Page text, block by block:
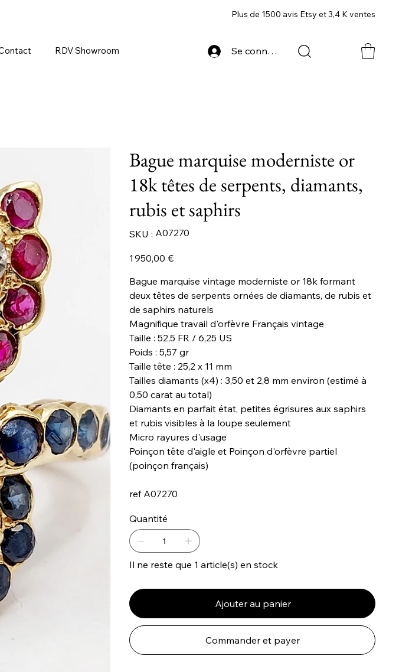
RDV Showroom Se connecter
Plus de 1500 avis Etsy et 3,4 K ventes
Bague marquise moderniste or
18k têtes de serpents, diamants,
rubis et saphirs
SKU :
SKU
A07270
A07270
Prix
1 950,00 €
Bague marquise vintage moderniste or 18k formant
deux têtes de serpents ornées de diamants, de rubis et
de saphirs naturels
Magnifique travail d'orfèvre Français vintage
Taille : 52,5 FR / 6,25 US
Poids : 5,57 gr
Taille tête : 25,2 x 11 mm
Tailles diamants (x4) : 3,50 et 2,8 mm environ (estimé à
0,50 carat au total)
Diamants en parfait état, petites égrisures aux saphirs
et rubis visibles à la loupe seulement
Micro rayures d'usage
Poinçon tête d'aigle et Poinçon d'orfèvre partiel
(poinçon français)
ref A07270
Quantité
Il ne reste que 1 article(s) en stock
Ajouter au panier
Commander et payer